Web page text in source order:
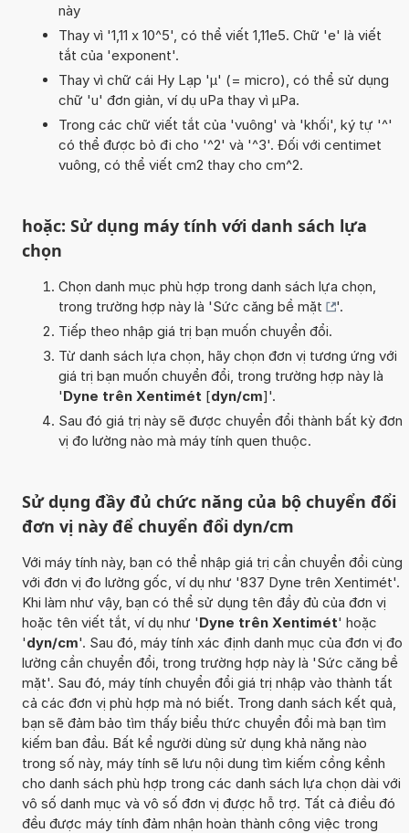
này
Thay vì '1,11 x 10^5', có thể viết 1,11e5. Chữ 'e' là viết
tắt của 'exponent'.
Thay vì chữ cái Hy Lạp 'µ' (= micro), có thể sử dụng
chữ 'u' đơn giản, ví dụ uPa thay vì µPa.
Trong các chữ viết tắt của 'vuông' và 'khối', ký tự '^'
có thể được bỏ đi cho '^2' và '^3'. Đối với centimet
vuông, có thể viết cm2 thay cho cm^2.
hoặc: Sử dụng máy tính với danh sách lựa
chọn
Chọn danh mục phù hợp trong danh sách lựa chọn,
trong trường hợp này là 'Sức căng bề mặt
'.
Tiếp theo nhập giá trị bạn muốn chuyển đổi.
Từ danh sách lựa chọn, hãy chọn đơn vị tương ứng với
giá trị bạn muốn chuyển đổi, trong trường hợp này là
'Dyne trên Xentimét [dyn/cm]'.
Sau đó giá trị này sẽ được chuyển đổi thành bất kỳ đơn
vị đo lường nào mà máy tính quen thuộc.
Sử dụng đầy đủ chức năng của bộ chuyển đổi
đơn vị này để chuyển đổi dyn/cm
Với máy tính này, bạn có thể nhập giá trị cần chuyển đổi cùng
với đơn vị đo lường gốc, ví dụ như '837 Dyne trên Xentimét'.
Khi làm như vậy, bạn có thể sử dụng tên đầy đủ của đơn vị
hoặc tên viết tắt, ví dụ như 'Dyne trên Xentimét' hoặc
'dyn/cm'. Sau đó, máy tính xác định danh mục của đơn vị đo
lường cần chuyển đổi, trong trường hợp này là 'Sức căng bề
mặt'. Sau đó, máy tính chuyển đổi giá trị nhập vào thành tất
cả các đơn vị phù hợp mà nó biết. Trong danh sách kết quả,
bạn sẽ đảm bảo tìm thấy biểu thức chuyển đổi mà bạn tìm
kiếm ban đầu. Bất kể người dùng sử dụng khả năng nào
trong số này, máy tính sẽ lưu nội dung tìm kiếm cồng kềnh
cho danh sách phù hợp trong các danh sách lựa chọn dài với
vô số danh mục và vô số đơn vị được hỗ trợ. Tất cả điều đó
đều được máy tính đảm nhận hoàn thành công việc trong